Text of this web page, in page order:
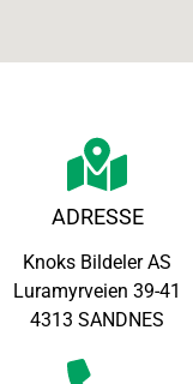
ADRESSE
Knoks Bildeler AS
Luramyrveien 39-41
4313 SANDNES